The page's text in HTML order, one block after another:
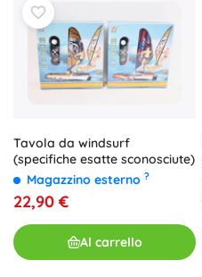
Tavola da windsurf
(specifiche esatte sconosciute)
Magazzino esterno ?
22,90 €
Al carrello